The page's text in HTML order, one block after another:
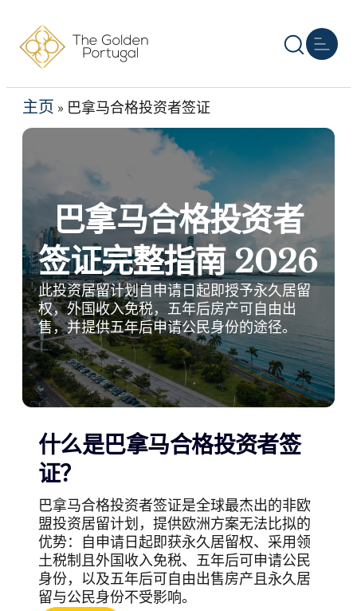
主页 » 巴拿马合格投资者签证
巴拿马合格投资者
签证完整指南 2026
此投资居留计划自申请日起即授予永久居留
权，外国收入免税，五年后房产可自由出
售，并提供五年后申请公民身份的途径。
什么是巴拿马合格投资者签
证？
巴拿马合格投资者签证是全球最杰出的非欧
盟投资居留计划，提供欧洲方案无法比拟的
优势：自申请日起即获永久居留权、采用领
土税制且外国收入免税、五年后可申请公民
身份，以及五年后可自由出售房产且永久居
留与公民身份不受影响。